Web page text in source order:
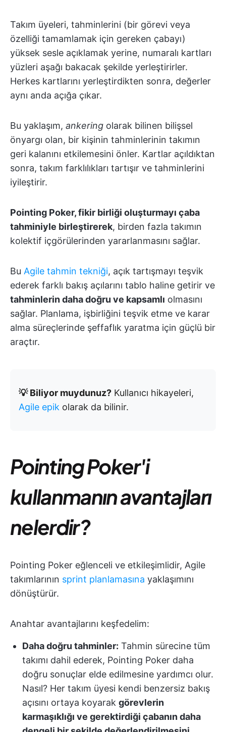
Takım üyeleri, tahminlerini (bir görevi veya
özelliği tamamlamak için gereken çabayı)
yüksek sesle açıklamak yerine, numaralı kartları
yüzleri aşağı bakacak şekilde yerleştirirler.
Herkes kartlarını yerleştirdikten sonra, değerler
aynı anda açığa çıkar.
Bu yaklaşım, ankering olarak bilinen bilişsel
önyargı olan, bir kişinin tahminlerinin takımın
geri kalanını etkilemesini önler. Kartlar açıldıktan
sonra, takım farklılıkları tartışır ve tahminlerini
iyileştirir.
Pointing Poker, fikir birliği oluşturmayı çaba
tahminiyle birleştirerek, birden fazla takımın
kolektif içgörülerinden yararlanmasını sağlar.
Bu Agile tahmin tekniği, açık tartışmayı teşvik
ederek farklı bakış açılarını tablo haline getirir ve
tahminlerin daha doğru ve kapsamlı olmasını
sağlar. Planlama, işbirliğini teşvik etme ve karar
alma süreçlerinde şeffaflık yaratma için güçlü bir
araçtır.
💡 Biliyor muydunuz? Kullanıcı hikayeleri,
Agile epik olarak da bilinir.
Pointing Poker'i
kullanmanın avantajları
nelerdir?
Pointing Poker eğlenceli ve etkileşimlidir, Agile
takımlarının sprint planlamasına yaklaşımını
dönüştürür.
Anahtar avantajlarını keşfedelim:
Daha doğru tahminler: Tahmin sürecine tüm
takımı dahil ederek, Pointing Poker daha
doğru sonuçlar elde edilmesine yardımcı olur.
Nasıl? Her takım üyesi kendi benzersiz bakış
açısını ortaya koyarak görevlerin
karmaşıklığı ve gerektirdiği çabanın daha